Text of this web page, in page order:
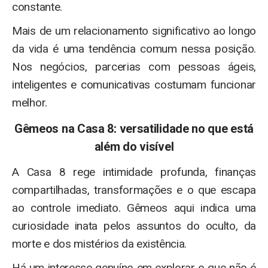
constante.
Mais de um relacionamento significativo ao longo
da vida é uma tendência comum nessa posição.
Nos negócios, parcerias com pessoas ágeis,
inteligentes e comunicativas costumam funcionar
melhor.
Gêmeos na Casa 8: versatilidade no que está
além do visível
A Casa 8 rege intimidade profunda, finanças
compartilhadas, transformações e o que escapa
ao controle imediato. Gêmeos aqui indica uma
curiosidade inata pelos assuntos do oculto, da
morte e dos mistérios da existência.